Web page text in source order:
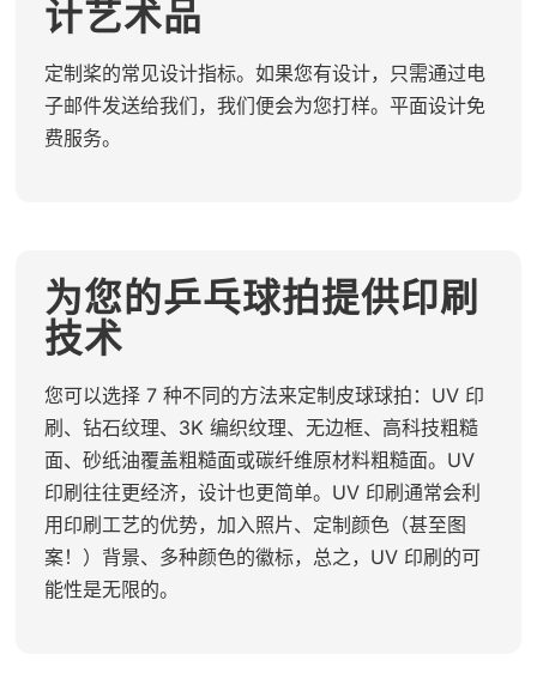
计艺术品
定制桨的常见设计指标。如果您有设计，只需通过电
子邮件发送给我们，我们便会为您打样。平面设计免
费服务。
为您的乒乓球拍提供印刷
技术
您可以选择 7 种不同的方法来定制皮球球拍：UV 印
刷、钻石纹理、3K 编织纹理、无边框、高科技粗糙
面、砂纸油覆盖粗糙面或碳纤维原材料粗糙面。UV
印刷往往更经济，设计也更简单。UV 印刷通常会利
用印刷工艺的优势，加入照片、定制颜色（甚至图
案！）背景、多种颜色的徽标，总之，UV 印刷的可
能性是无限的。